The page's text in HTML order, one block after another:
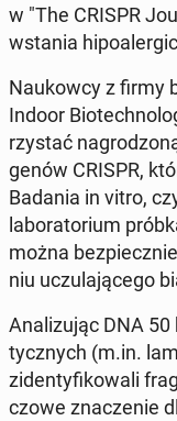
w "The CRISPR
wsta­nia
Na­ukow­cy z firmy
Indoor
rzy­stać
genów CRISPR,
Badania in vitro,
la­bo­ra­to­rium
można
niu uczu­la­ją­ce­go
Ana­li­zu­jąc DNA
tycz­nych (m.in.
zi­den­ty­fi­ko­wa­li
czo­we zna­cze­nie